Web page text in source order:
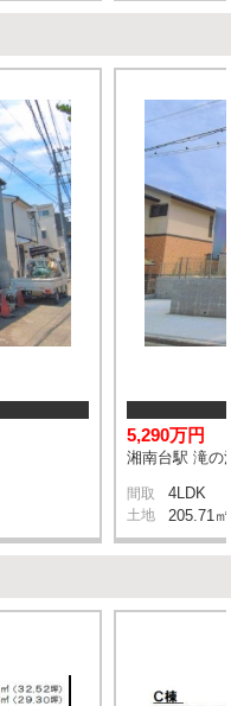
5,290万円
湘南台駅 滝の
間取 4LDK
土地 205.71㎡